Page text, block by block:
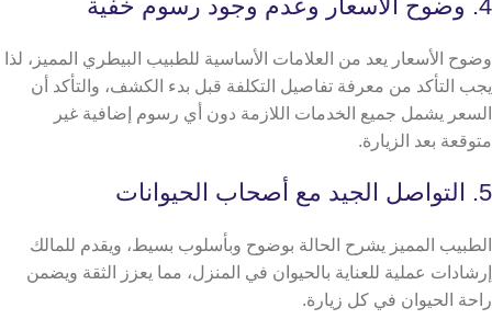
4. وضوح الأسعار وعدم وجود رسوم خفية
وضوح الأسعار يعد من العلامات الأساسية للطبيب البيطري المميز، لذا
يجب التأكد من معرفة تفاصيل التكلفة قبل بدء الكشف، والتأكد أن
السعر يشمل جميع الخدمات اللازمة دون أي رسوم إضافية غير
متوقعة بعد الزيارة.
5. التواصل الجيد مع أصحاب الحيوانات
الطبيب المميز يشرح الحالة بوضوح وبأسلوب بسيط، ويقدم للمالك
إرشادات عملية للعناية بالحيوان في المنزل، مما يعزز الثقة ويضمن
راحة الحيوان في كل زيارة.